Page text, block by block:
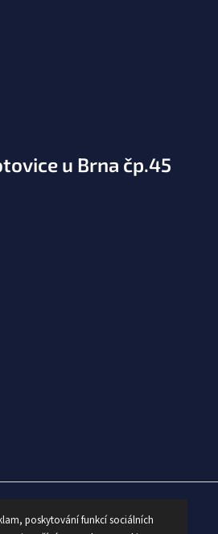
poskytování funkcí sociálních
u Brna čp.45
Vytvořil Shoptet